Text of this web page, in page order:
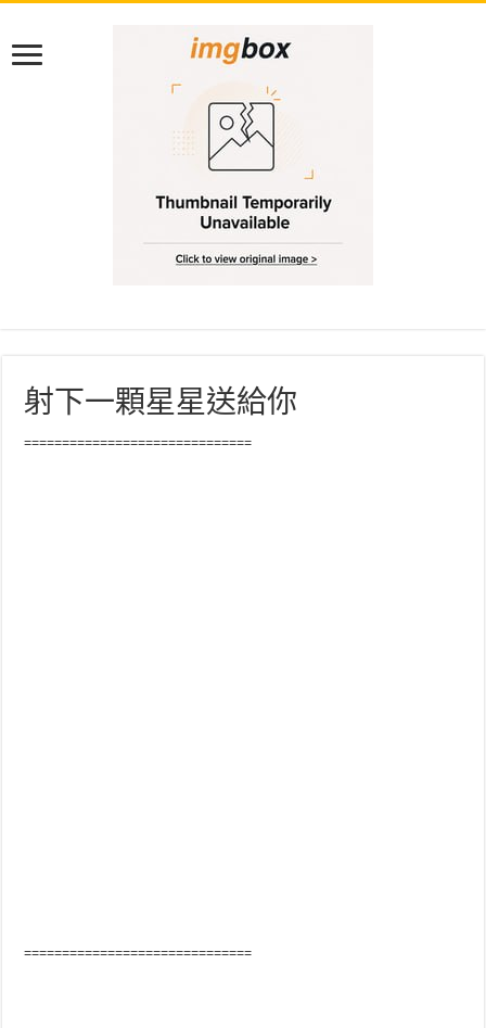
射下一顆星星送給你
==============================
==============================